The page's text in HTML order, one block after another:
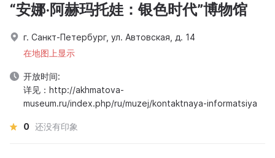
“安娜·阿赫玛托娃：银色时代”博物馆
г. Санкт-Петербург, ул. Автовская, д. 14
在地图上显示
开放时间:
详见：http://akhmatova-
museum.ru/index.php/ru/muzej/kontaktnaya-informatsiya
0 还没有印象